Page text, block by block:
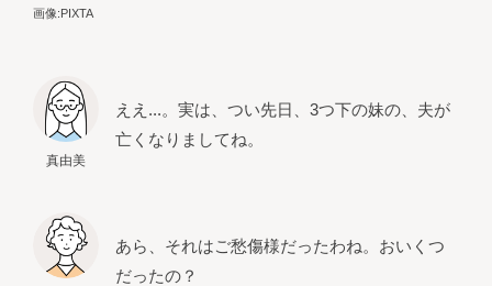
画像:PIXTA
真由美
ええ...。実は、つい先日、3つ下の妹の、夫が
亡くなりましてね。
あら、それはご愁傷様だったわね。おいくつ
だったの？